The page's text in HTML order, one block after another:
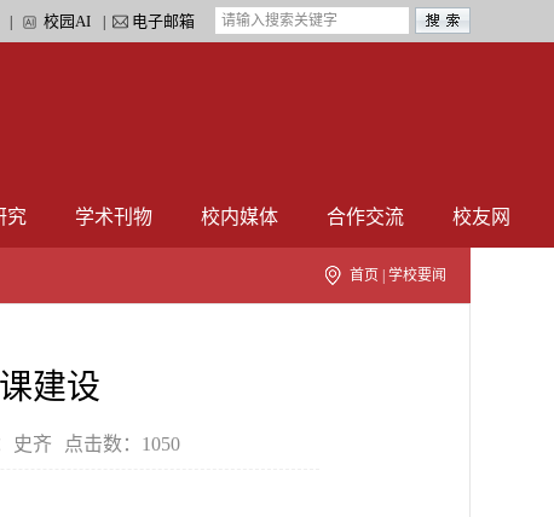
校园AI 电子邮箱
究 学术刊物 校内媒体 合作交流 校友网
首页 学校要闻
建设
史齐 点击数： 1050